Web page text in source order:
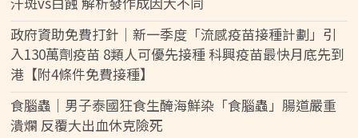
政府資助免費打針｜新一季度「流感疫苗接種計劃」引
入130萬劑疫苗 8類人可優先接種 科興疫苗最快月底先到
港【附4條件免費接種】
食腦蟲｜男子泰國狂食生醃海鮮染「食腦蟲」腸道嚴重
潰爛 反覆大出血休克險死